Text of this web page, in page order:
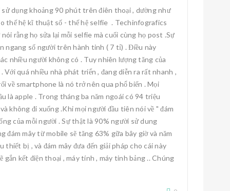
khoảng 90 phút trên điên thoại , dường như
thế hệ kĩ thuật số - thế hệ selfie . Techinfografics
rằng họ sửa lại mỗi selfie mà cuối cùng họ post .Sự
ngang số người trên hành tinh ( 7 tỉ) . Điều này
nhiều người không có . Tuy nhiên lượng tăng của
Với quá nhiều nhà phát triển , đang diễn ra rất nhanh ,
về smartphone là nó trở nên qua phổ biến . Mọi
là apple . Trong tháng ba năm ngoái có 94 triệu
không đi xuống .Khi mọi người đầu tiên nói về " đám
của mỗi người . Sự thật là 90% người sử dung
đám mây từ mobile sẽ tăng 63% gữa bây giờ và năm
bị , và đám mây đưa đến giải pháp cho cái này
kết điện thoại , máy tính , máy tinh bảng .. Chúng